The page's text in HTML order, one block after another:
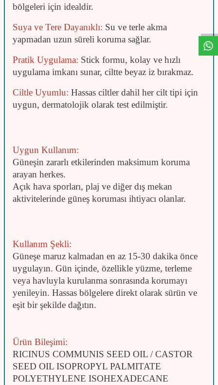
bölgeleri için idealdir.
Suya ve Tere Dayanıklı: Su ve terle akma
yapmadan uzun süreli koruma sağlar.
Pratik Uygulama: Stick formu, kolay ve hızlı
uygulama imkanı sunar, ciltte beyaz iz bırakmaz.
Ciltle Uyumlu: Hassas ciltler dahil her cilt tipi için
uygun, dermatolojik olarak test edilmiştir.
Uygun Kullanım:
Güneşin zararlı etkilerinden maksimum koruma
arayan herkes.
Açık hava sporları, plaj ve diğer dış mekan
aktivitelerinde güneş koruması ihtiyacı olanlar.
Kullanım Şekli:
Güneşe maruz kalmadan en az 15-30 dakika önce
uygulayın. Gün içinde, özellikle yüzme, terleme
veya havluyla kurulanma sonrasında korumayı
yenileyin. Hassas bölgelere direkt olarak sürün ve
eşit bir şekilde dağıtın.
Ürün Bileşimi:
RICINUS COMMUNIS SEED OIL / CASTOR
SEED OIL ISOPROPYL PALMITATE
POLYETHYLENE ISOHEXADECANE